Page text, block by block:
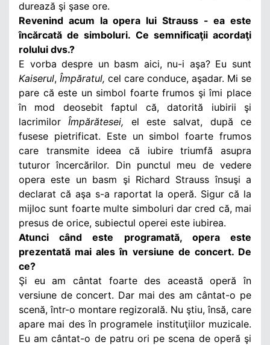
durează şi şase ore.
Revenind acum la opera lui Strauss - ea este
încărcată de simboluri. Ce semnificaţii acordaţi
rolului dvs.?
E vorba despre un basm aici, nu-i aşa? Eu sunt
Kaiserul, Împăratul, cel care conduce, aşadar. Mi se
pare că este un simbol foarte frumos şi îmi place
în mod deosebit faptul că, datorită iubirii şi
lacrimilor Împărătesei, el este salvat, după ce
fusese pietrificat. Este un simbol foarte frumos
care transmite ideea că iubire triumfă asupra
tuturor încercărilor. Din punctul meu de vedere
opera este un basm şi Richard Strauss însuşi a
declarat că aşa s-a raportat la operă. Sigur că la
mijloc sunt foarte multe simboluri dar cred că, mai
presus de orice, subiectul operei este iubirea.
Atunci când este programată, opera este
prezentată mai ales în versiune de concert. De
ce?
Şi eu am cântat foarte des această operă în
versiune de concert. Dar mai des am cântat-o pe
scenă, într-o montare regizorală. Nu ştiu, însă, care
apare mai des în programele instituţiilor muzicale.
Eu am cântat-o de patru ori pe scena de operă şi